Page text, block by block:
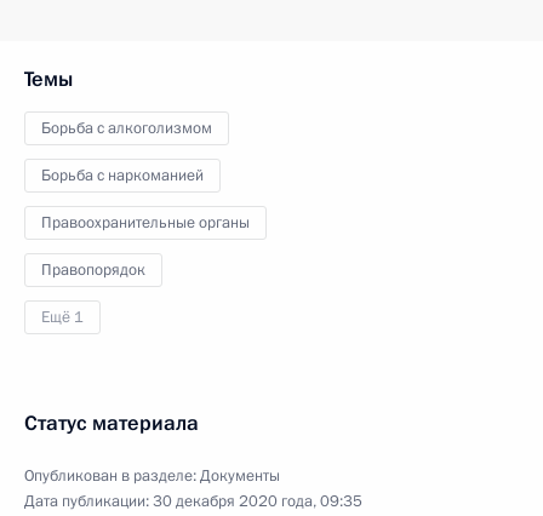
Темы
Борьба с алкоголизмом
Борьба с наркоманией
Правоохранительные органы
Правопорядок
Ещё 1
Статус материала
Опубликован в разделе:Документы
Дата публикации:30 декабря 2020 года, 09:35